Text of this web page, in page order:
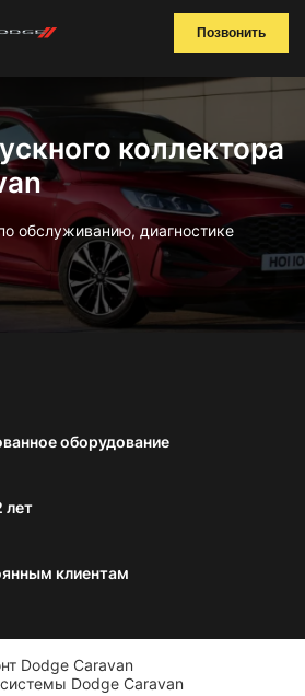
Позвонить
коллектора
обслуживанию, диагностике
оборудование
лет
клиентам
Dodge Caravan
Dodge Caravan